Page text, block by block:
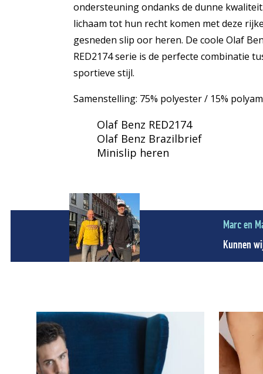
ondersteuning ondanks de dunne
lichaam tot hun recht komen met deze
gesneden slip oor heren. De coole Olaf
RED2174 serie is de perfecte combinatie
sportieve stijl.
Samenstelling: 75% polyester / 15%
Olaf Benz RED2174
Olaf Benz Brazilbrief
Minislip heren
Marc en
Kunnen